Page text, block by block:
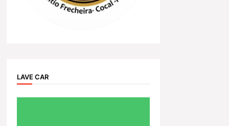
LAVE CAR